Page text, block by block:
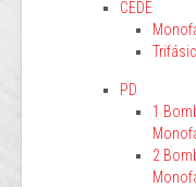
CEDE
PD
1
2